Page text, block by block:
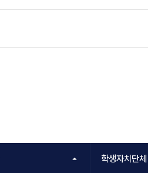
학생자치단체